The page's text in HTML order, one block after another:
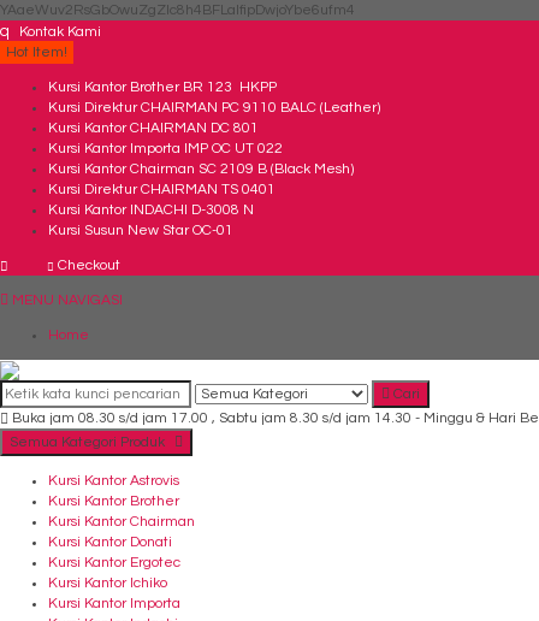
YAaeWuv2RsGbOwuZgZlc8h4BFLalfipDwjoYbe6ufm4
q
Kontak Kami
Hot Item!
Kursi Kantor Brother BR 123 HKPP
Kursi Direktur CHAIRMAN PC 9110 BALC (Leather)
Kursi Kantor CHAIRMAN DC 801
Kursi Kantor Importa IMP OC UT 022
Kursi Kantor Chairman SC 2109 B (Black Mesh)
Kursi Direktur CHAIRMAN TS 0401
Kursi Kantor INDACHI D-3008 N
Kursi Susun New Star OC-01
Checkout
MENU NAVIGASI
Home
Cari
Buka jam 08.30 s/d jam 17.00 , Sabtu jam 8.30 s/d jam 14.30 - Minggu & Hari
Semua Kategori Produk
Kursi Kantor Astrovis
Kursi Kantor Brother
Kursi Kantor Chairman
Kursi Kantor Donati
Kursi Kantor Ergotec
Kursi Kantor Ichiko
Kursi Kantor Importa